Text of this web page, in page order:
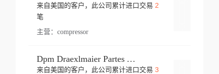
来自美国的客户，此公司累计进口交易 2
笔
主营： compressor
Dpm Draexlmaier Partes Automotrices Corr Ind Huejotzingo
来自美国的客户，此公司累计进口交易 3